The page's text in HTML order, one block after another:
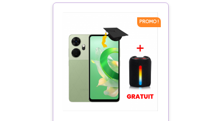
PROMO !